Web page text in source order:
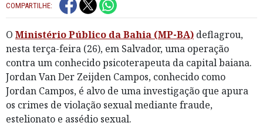
COMPARTILHE:
O Ministério Público da Bahia (MP-BA) deflagrou,
nesta terça-feira (26), em Salvador, uma operação
contra um conhecido psicoterapeuta da capital baiana.
Jordan Van Der Zeijden Campos, conhecido como
Jordan Campos, é alvo de uma investigação que apura
os crimes de violação sexual mediante fraude,
estelionato e assédio sexual.